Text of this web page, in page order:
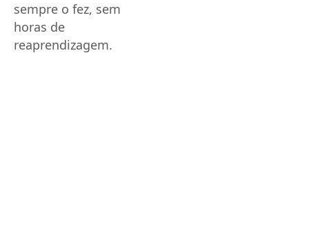
sempre o fez, sem
horas de
reaprendizagem.